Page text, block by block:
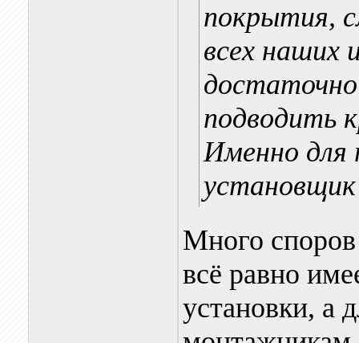
покрытия,
всех наших
достаточно
подводить
Именно для
Много споров
всё равно
установки, а